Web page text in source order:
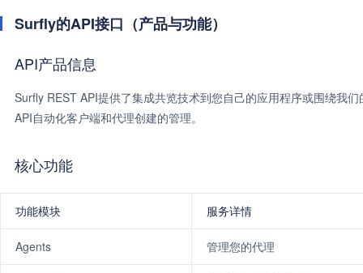
Surfly的API接口（产品与功能）
API产品信息
Surfly REST API提供了集成共览技术到您自己的应用程序或围绕我
API自动化客户端和代理创建的管理。
核心功能
功能模块 服务详情
Agents 管理您的代理